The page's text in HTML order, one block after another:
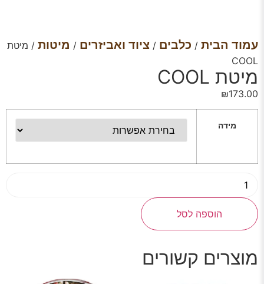
עמוד הבית / כלבים / ציוד ואביזרים / מיטות / מיטת
COOL
מיטת COOL
₪173.00
מידה
הוספה לסל
מוצרים קשורים